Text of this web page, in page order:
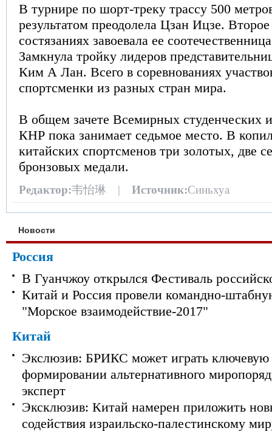
В турнире по шорт-треку трассу 500
результатом преодолела Цзан Ицзе.
состязаниях завоевала ее
Замкнула тройку лидеров
Ким А Лан. Всего в соревнованиях
спортсменки из разных стран мира.
В общем зачете Всемирных студенческих
КНР пока занимает седьмое место. В
китайских спортсменов три золотых, две
бронзовых медали.
Редактор:韦怡琳 | Источник:Синьхуа
Новости
Россия
В Гуанчжоу открылся Фестиваль
Китай и Россия провели командно-
"Морское взаимодействие-2017"
Китай
Экслюзив: БРИКС может играть ключевую
формировании альтернативного
эксперт
Эксклюзив: Китай намерен приложить
содействия израильско-палестинскому